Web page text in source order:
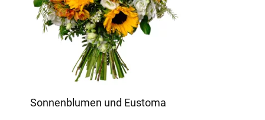
Sonnenblumen und Eustoma